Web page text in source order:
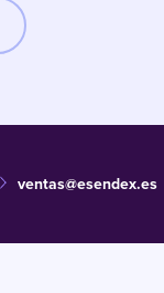
ventas@esendex.es